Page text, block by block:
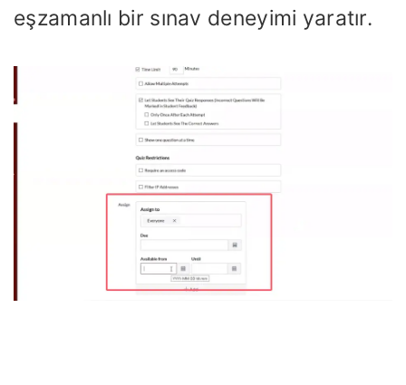
eşzamanlı bir sınav deneyimi yaratır.